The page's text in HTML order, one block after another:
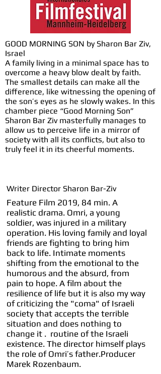
GOOD MORNING SON by Sharon Bar Ziv,
Israel
A family living in a minimal space has to
overcome a heavy blow dealt by faith.
The smallest details can make all the
difference, like witnessing the opening of
the son’s eyes as he slowly wakes. In this
chamber piece “Good Morning Son”
Sharon Bar Ziv masterfully manages to
allow us to perceive life in a mirror of
society with all its conflicts, but also to
truly feel it in its cheerful moments.
Writer Director Sharon Bar-Ziv
Feature Film 2019, 84 min. ​A
realistic drama. Omri, a young
soldier, was injured in a military
operation. His loving family and loyal
friends are fighting to bring him
back to life. Intimate moments
shifting from the emotional to the
humorous and the absurd, from
pain to hope. A film about the
resilience of life but it is also my way
of criticizing the "coma" of Israeli
society that accepts the terrible
situation and does nothing to
change it . routine of the Israeli
existence. The director himself plays
the role of Omri’s father.Producer
Marek Rozenbaum.